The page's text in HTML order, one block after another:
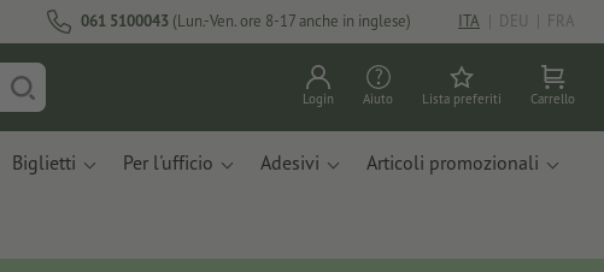
061 5100043 (Lun.-Ven. ore 8-17 anche in inglese) ITA | DEU | FRA
Login Aiuto Lista preferiti Carrello
Biglietti Per l'ufficio Adesivi Articoli promozionali